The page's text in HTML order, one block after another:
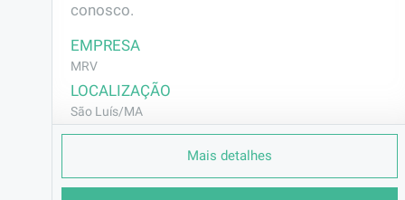
conosco.
EMPRESA
MRV
LOCALIZAÇÃO
São Luís/MA
REMUNERAÇÃO
Mais detalhes